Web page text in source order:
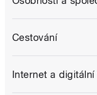
Cestování
Internet a